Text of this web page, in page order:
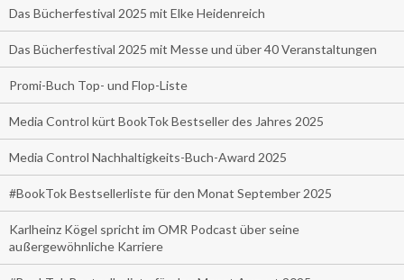
Das Bücherfestival 2025 mit Elke Heidenreich
Das Bücherfestival 2025 mit Messe und über 40 Veranstaltungen
Promi-Buch Top- und Flop-Liste
Media Control kürt BookTok Bestseller des Jahres 2025
Media Control Nachhaltigkeits-Buch-Award 2025
#BookTok Bestsellerliste für den Monat September 2025
Karlheinz Kögel spricht im OMR Podcast über seine
außergewöhnliche Karriere